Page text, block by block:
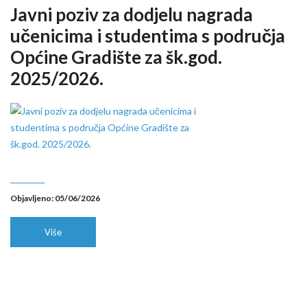
Javni poziv za dodjelu nagrada
učenicima i studentima s područja
Općine Gradište za šk.god.
2025/2026.
Objavljeno: 05/06/2026
Više